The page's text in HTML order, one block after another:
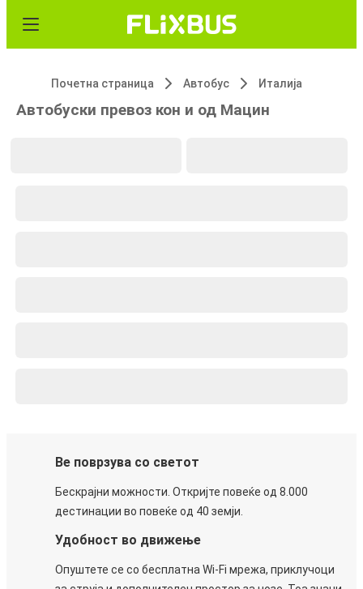
Почетна страница Автобус Италија
Автобуски превоз кон и од Мацин
Ве поврзува со светот
Бескрајни можности. Откријте повеќе од 8.000
дестинации во повеќе од 40 земји.
Удобност во движење
Опуштете се со бесплатна Wi-Fi мрежа, приклучоци